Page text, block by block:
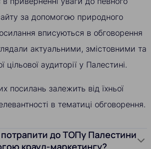
за допомогою природного
вписуються в обговорення
актуальними, змістовними та
аудиторії у Палестині.
посилань залежить від їхньої
в тематиці обговорення.
до ТОПу Палестини